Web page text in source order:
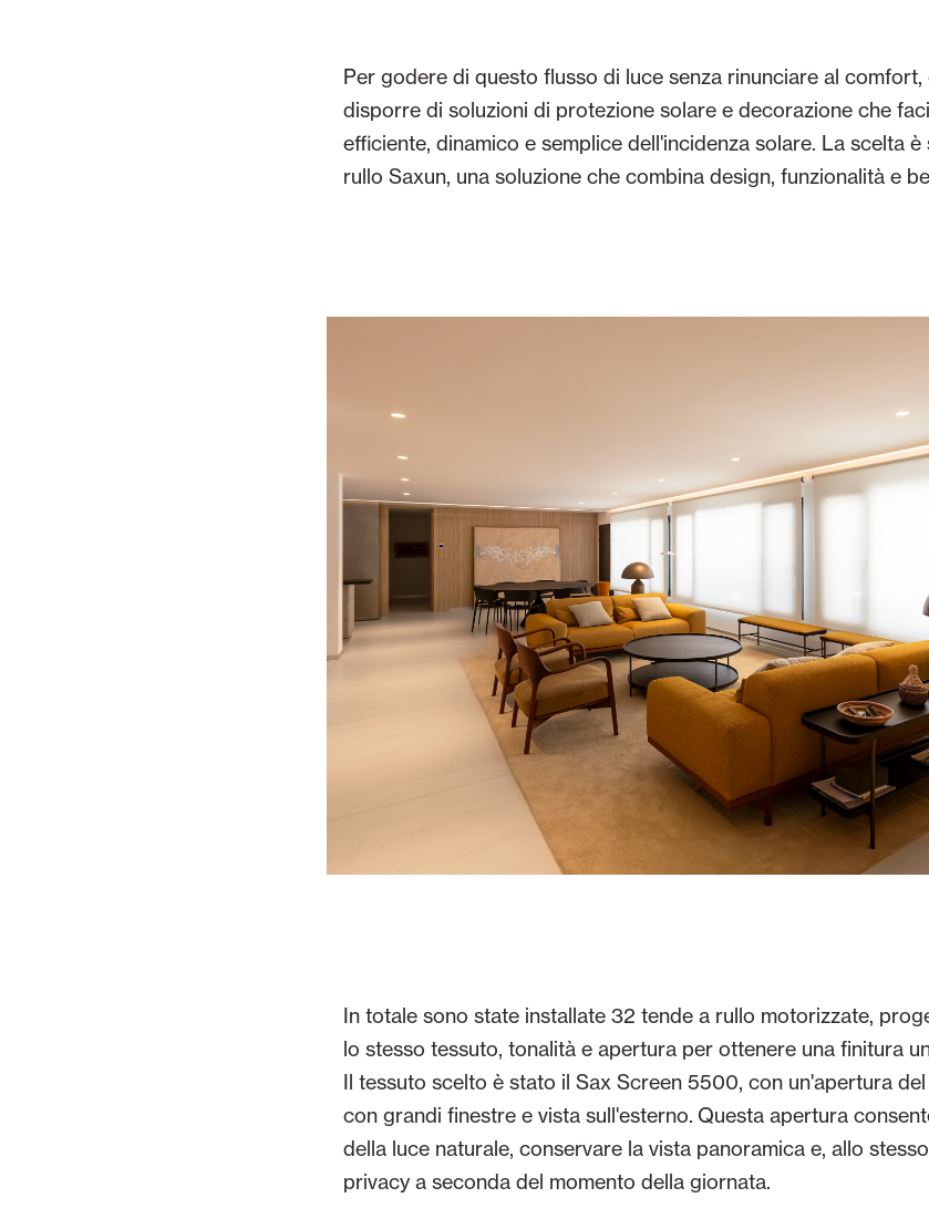
Per godere di questo flusso di luce senza rinunciare al comfort,
disporre di soluzioni di protezione solare e decorazione che
efficiente, dinamico e semplice dell'incidenza solare. La scelta
rullo Saxun, una soluzione che combina design, funzionalità e
In totale sono state installate 32 tende a rullo motorizzate,
lo stesso tessuto, tonalità e apertura per ottenere una finitura
Il tessuto scelto è stato il Sax Screen 5500, con un'apertura
con grandi finestre e vista sull'esterno. Questa apertura
della luce naturale, conservare la vista panoramica e, allo
privacy a seconda del momento della giornata.